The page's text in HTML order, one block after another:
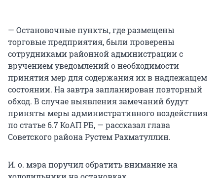
— Остановочные пункты, где размещены
торговые предприятия, были проверены
сотрудниками районной администрации с
вручением уведомлений о необходимости
принятия мер для содержания их в надлежащем
состоянии. На завтра запланирован повторный
обход. В случае выявления замечаний будут
приняты меры административного воздействия
по статье 6.7 КоАП РБ, — рассказал глава
Советского района Рустем Рахматуллин.
И. о. мэра поручил обратить внимание на